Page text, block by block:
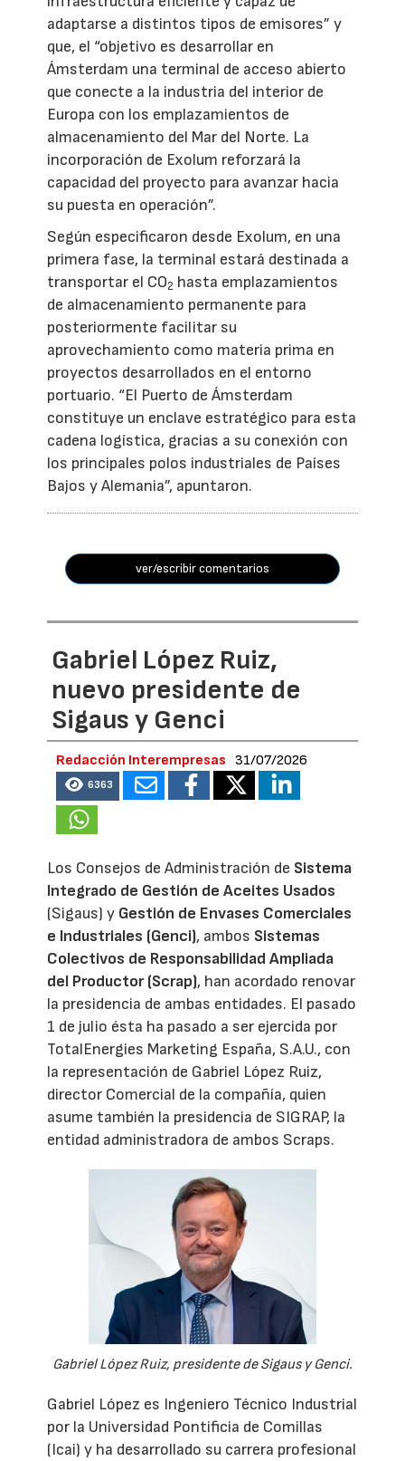
adaptarse a distintos tipos de emisores” y
que, el “objetivo es desarrollar en
Ámsterdam una terminal de acceso abierto
que conecte a la industria del interior de
Europa con los emplazamientos de
almacenamiento del Mar del Norte. La
incorporación de Exolum reforzará la
capacidad del proyecto para avanzar hacia
su puesta en operación”.
Según especificaron desde Exolum, en una
primera fase, la terminal estará destinada a
transportar el CO2 hasta emplazamientos
de almacenamiento permanente para
posteriormente facilitar su
aprovechamiento como materia prima en
proyectos desarrollados en el entorno
portuario. “El Puerto de Ámsterdam
constituye un enclave estratégico para esta
cadena logística, gracias a su conexión con
los principales polos industriales de Países
Bajos y Alemania”, apuntaron.
ver/escribir comentarios
Gabriel López Ruiz,
nuevo presidente de
Sigaus y Genci
Redacción Interempresas 31/07/2026
6363
Los Consejos de Administración de Sistema
Integrado de Gestión de Aceites Usados
(Sigaus) y Gestión de Envases Comerciales
e Industriales (Genci), ambos Sistemas
Colectivos de Responsabilidad Ampliada
del Productor (Scrap), han acordado renovar
la presidencia de ambas entidades. El pasado
1 de julio ésta ha pasado a ser ejercida por
TotalEnergies Marketing España, S.A.U., con
la representación de Gabriel López Ruiz,
director Comercial de la compañía, quien
asume también la presidencia de SIGRAP, la
entidad administradora de ambos Scraps.
Gabriel López Ruiz, presidente de Sigaus y Genci.
Gabriel López es Ingeniero Técnico Industrial
por la Universidad Pontificia de Comillas
(Icai) y ha desarrollado su carrera profesional